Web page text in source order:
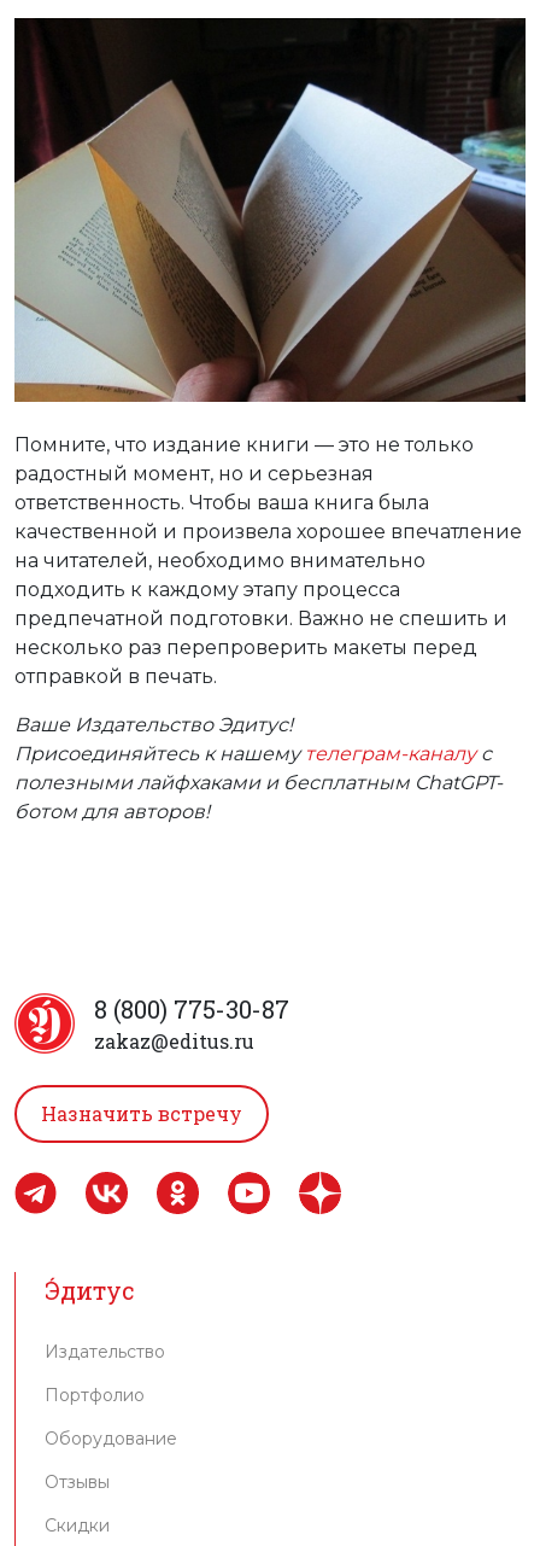
Помните, что издание книги — это не только
радостный момент, но и серьезная
ответственность. Чтобы ваша книга была
качественной и произвела хорошее впечатление
на читателей, необходимо внимательно
подходить к каждому этапу процесса
предпечатной подготовки. Важно не спешить и
несколько раз перепроверить макеты перед
отправкой в печать.
Ваше Издательство Эдитус!
Присоединяйтесь к нашему телеграм-каналус
полезными лайфхаками и бесплатным ChatGPT-
ботом для авторов!
8 (800) 775-30-87
zakaz@editus.ru
Назначить встречу
Э́дитус
Издательство
Портфолио
Оборудование
Отзывы
Скидки